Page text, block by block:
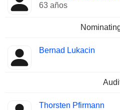
63 años
Bernad Lukacin
Thorsten Pfirmann